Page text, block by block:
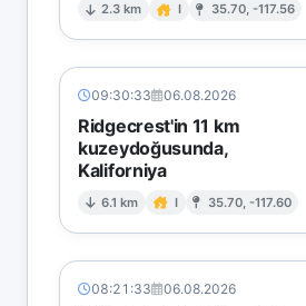
2.3 km I 35.70, -117.56
09:30:33 06.08.2026
Ridgecrest'in 11 km
kuzeydoğusunda,
Kaliforniya
6.1 km I 35.70, -117.60
08:21:33 06.08.2026